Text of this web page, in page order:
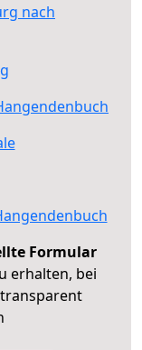
nach
Formular
erhalten, bei